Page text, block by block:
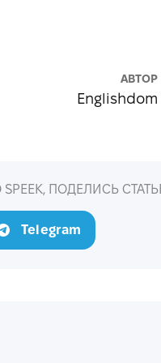
АВТОР
Englishdom
ПОДЕЛИСЬ
Telegram